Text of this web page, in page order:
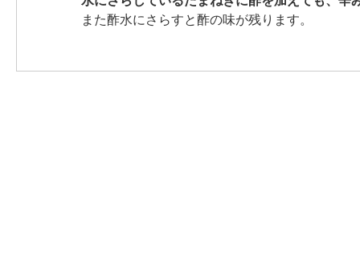
また酢水にさらすと酢の味が残ります。